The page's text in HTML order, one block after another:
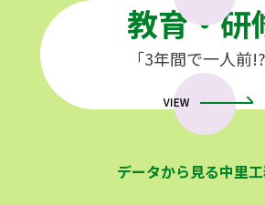
教育・研
「3年間で一人前!?
データから見る中里